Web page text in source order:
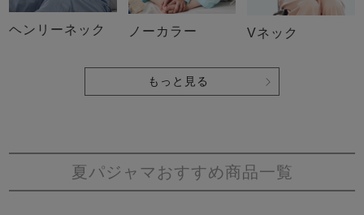
ヘンリーネック ノーカラー Vネック
もっと見る
夏パジャマおすすめ商品一覧